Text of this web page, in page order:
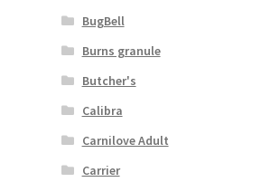
BugBell
Burns granule
Butcher's
Calibra
Carnilove Adult
Carrier